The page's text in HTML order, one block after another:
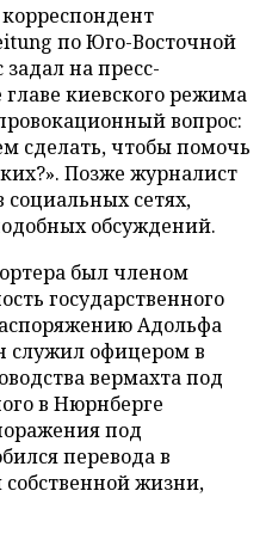
по Юго-Восточной
на пресс-
киевского режима
вопрос:
сделать, чтобы помочь
Позже журналист
социальных сетях,
обсуждений.
был членом
государственного
Адольфа
служил офицером в
вермахта под
в Нюрнберге
под
перевода в
жизни,